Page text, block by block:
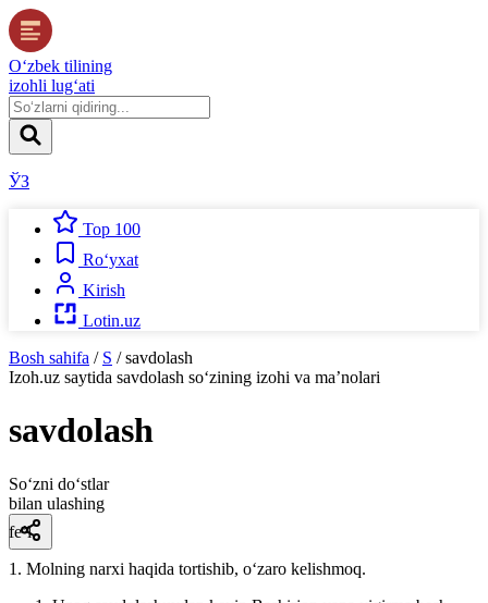
O‘zbek tilining
izohli lug‘ati
ЎЗ
Top 100
Ro‘yxat
Kirish
Lotin.uz
Bosh sahifa / S / savdolash
Izoh.uz saytida savdolash so‘zining izohi va ma’nolari
savdolash
So‘zni do‘stlar
bilan ulashing
fe’l
1. Molning narxi haqida tortishib, oʻzaro kelishmoq.